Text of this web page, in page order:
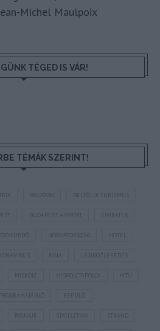
Michel Maulpoix
TÉGED IS VÁR!
TÉMÁK SZERINT!
BALATON BELFÖLDI TURIZMUS
BUDAPEST AIRPORT EMIRATES
HORVÁTORSZÁG HOTEL
LÉGIKÖZLEKEDÉS
MISKOLCTAPOLCA MTÜ
STATISZTIKA STRAND